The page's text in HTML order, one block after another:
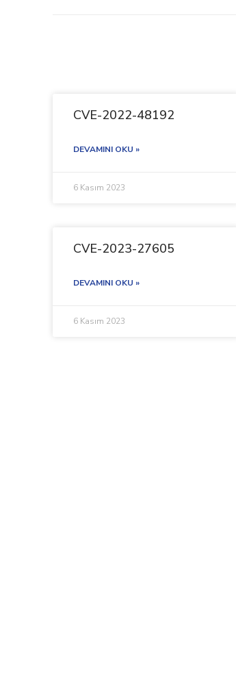
CVE-2022-48192
DEVAMINI OKU »
6 Kasım 2023
CVE-2023-27605
DEVAMINI OKU »
6 Kasım 2023